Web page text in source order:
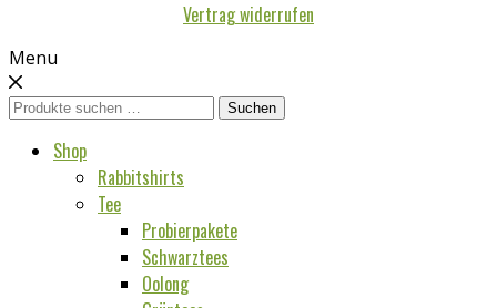
Vertrag widerrufen
Menu
Suchen
Suchen
Shop
Rabbitshirts
Tee
Probierpakete
Schwarztees
Oolong